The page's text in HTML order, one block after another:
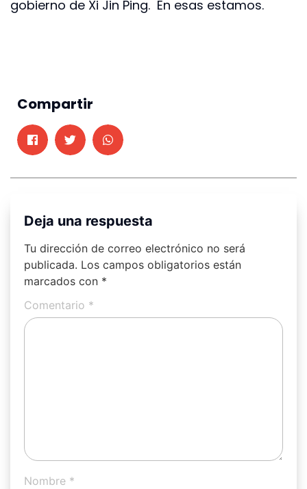
gobierno de Xi Jin Ping. En esas estamos.
Compartir
Deja una respuesta
Tu dirección de correo electrónico no será
publicada. Los campos obligatorios están
marcados con *
Comentario *
Nombre *